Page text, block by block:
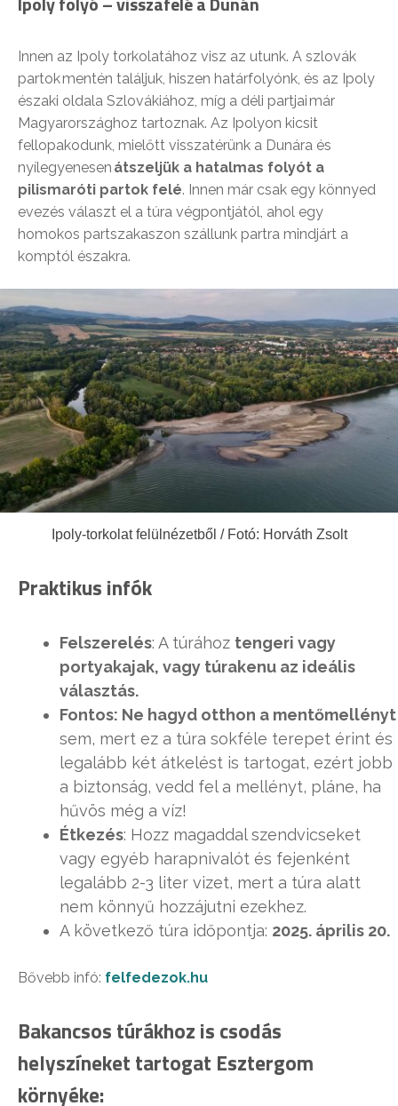
Innen az Ipoly torkolatához visz az utunk. A szlovák
partok mentén találjuk, hiszen határfolyónk, és az Ipoly
északi oldala Szlovákiához, míg a déli partjai már
Magyarországhoz tartoznak. Az Ipolyon kicsit
fellopakodunk, mielőtt visszatérünk a Dunára és
nyílegyenesen átszeljük a hatalmas folyót a
pilismaróti partok felé. Innen már csak egy könnyed
evezés választ el a túra végpontjától, ahol egy
homokos partszakaszon szállunk partra mindjárt a
komptól északra.
Ipoly-torkolat felülnézetből / Fotó: Horváth Zsolt
Praktikus infók
Felszerelés: A túrához tengeri vagy
portyakajak, vagy túrakenu az ideális
választás.
Fontos: Ne hagyd otthon a mentőmellényt
sem, mert ez a túra sokféle terepet érint és
legalább két átkelést is tartogat, ezért jobb
a biztonság, vedd fel a mellényt, pláne, ha
hűvös még a víz!
Étkezés: Hozz magaddal szendvicseket
vagy egyéb harapnivalót és fejenként
legalább 2-3 liter vizet, mert a túra alatt
nem könnyű hozzájutni ezekhez.
A következő túra időpontja: 2025. április 20.
Bővebb infó: felfedezok.hu
Bakancsos túrákhoz is csodás
helyszíneket tartogat Esztergom
környéke: